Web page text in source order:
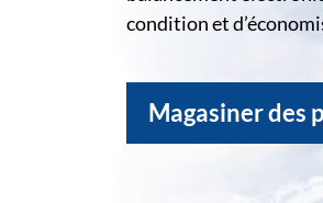
condition et
Magasiner des